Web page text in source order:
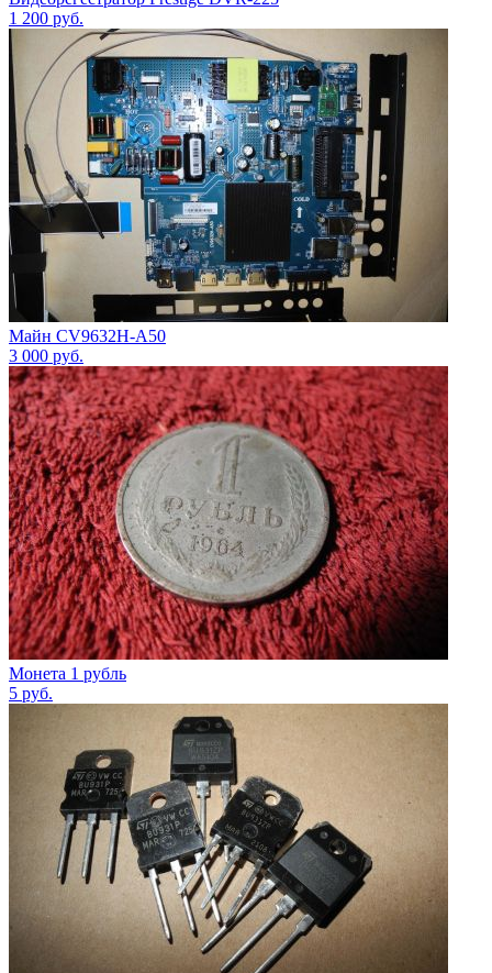
1 200 руб.
Майн CV9632H-A50
3 000 руб.
Монета 1 рубль
5 руб.